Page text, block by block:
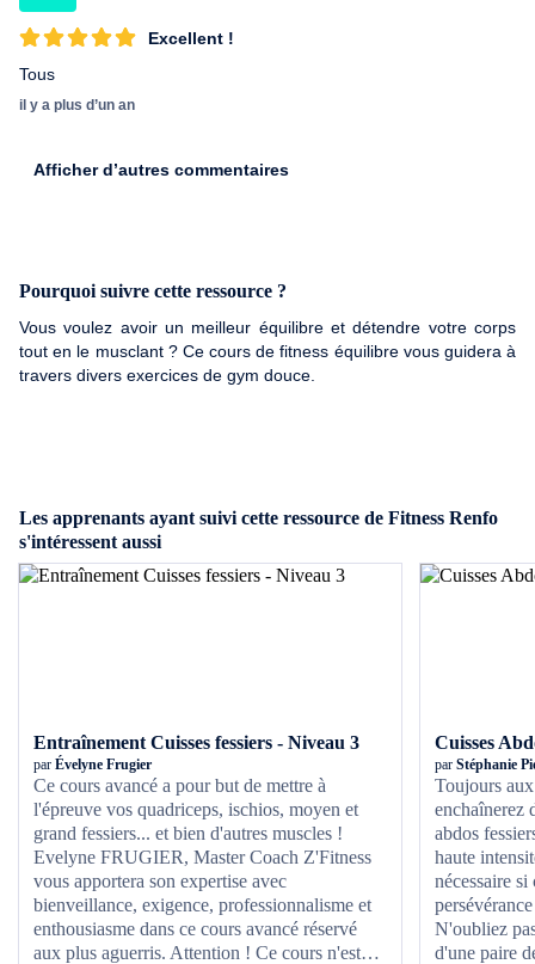
Excellent !
Tous
il y a plus d’un an
Afficher d’autres commentaires
Pourquoi suivre cette ressource ?
Vous voulez avoir un meilleur équilibre et détendre votre corps
tout en le musclant ? Ce cours de fitness équilibre vous guidera à
travers divers exercices de gym douce.
Les apprenants ayant suivi cette ressource de Fitness Renfo
s'intéressent aussi
Entraînement Cuisses fessiers - Niveau 3
par Évelyne Frugier
Ce cours avancé a pour but de mettre à
l'épreuve vos quadriceps, ischios, moyen et
grand fessiers... et bien d'autres muscles !
Evelyne FRUGIER, Master Coach Z'Fitness
vous apportera son expertise avec
bienveillance, exigence, professionnalisme et
enthousiasme dans ce cours avancé réservé
aux plus aguerris. Attention ! Ce cours n'est
Cuisses
par Stéphanie
Toujours
enchaînerez
abdos
haute
nécessaire
N'oubliez
d'une paire